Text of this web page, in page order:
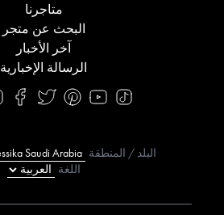
متاجرنا
البحث عن متجر
آخر الأخبار
الرسالة الإخبارية
البلد / المنطقة
اللغة